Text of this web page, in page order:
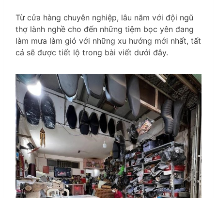
Từ cửa hàng chuyên nghiệp, lâu năm với đội ngũ
thợ lành nghề cho đến những tiệm bọc yên đang
làm mưa làm gió với những xu hướng mới nhất, tất
cả sẽ được tiết lộ trong bài viết dưới đây.